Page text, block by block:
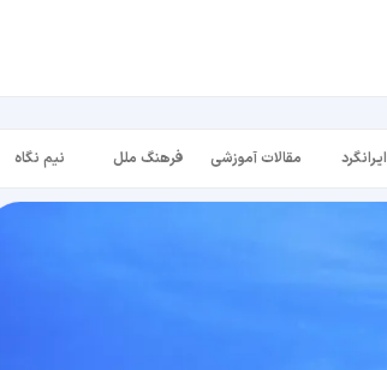
ایرانگرد مقالات آموزشی فرهنگ ملل نیم نگاه